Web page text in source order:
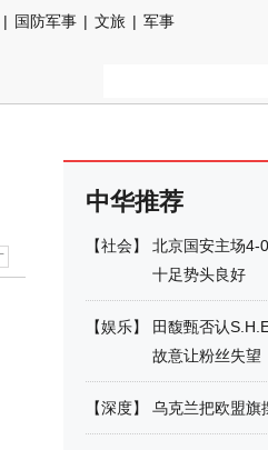
| 国防军事 | 文旅 | 军事
中华推荐
【社会】
北京国安主场4-
十足势头良好
【娱乐】
田馥甄否认
故意让粉丝失望
【深度】 乌克兰把欧盟旗